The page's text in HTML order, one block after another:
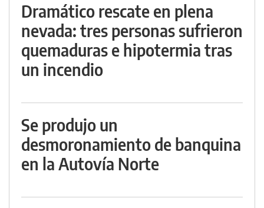
Dramático rescate en plena
nevada: tres personas sufrieron
quemaduras e hipotermia tras
un incendio
Se produjo un
desmoronamiento de banquina
en la Autovía Norte